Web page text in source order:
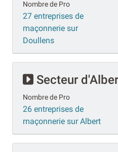
Nombre de Pro
27 entreprises de
maçonnerie sur
Doullens
Secteur
Nombre de Pro
26 entreprises de
maçonnerie sur Albert